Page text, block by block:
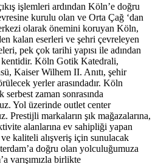
işlemleri ardından Köln’e doğru
kurulu olan ve Orta Çağ ‘dan
olarak önemini koruyan Köln,
kalan eserleri ve şehri çevreleyen
pek çok tarihi yapısı ile adından
Köln Gotik Katedrali,
Kaiser Wilhem II. Anıtı, şehir
yerler arasındadır. Köln
zaman sonrasında
Yol üzerinde outlet center
Prestijli markaların şık mağazalarına,
alanlarına ev sahipliği yapan
kaliteli alışveriş için sunulacak
doğru olan yolculuğumuza
varışımızla birlikte